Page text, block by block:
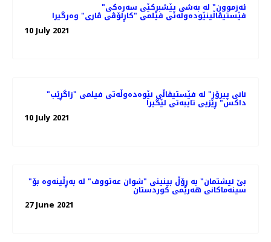
"ئەزموون" لە به‌شی پێشبڕکێی سه‌ره‌کی
فێستیڤاڵینێوده‌وڵه‌تی فیلمی "کاڕلۆڤی ڤاری" وه‌رگیرا
10 July 2021
"نانی پیرۆز" لە فێستیڤاڵی نێوەدەوڵەتی فیلمی "زاگڕێب
داکس" ڕێزیی تایبەتی لێگیرا
10 July 2021
"بێ نیشتمان" بە ڕۆڵ بینینی "شوان عەتووف" لە بەڕڵینەوە بۆ
سینەماکانی هەرێمی کوردستان
27 June 2021